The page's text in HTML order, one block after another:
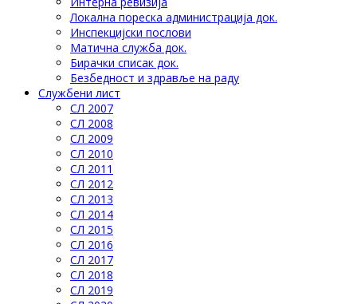
Локална пореска администрација док.
Инспекцијски послови
Матична служба док.
Бирачки списак док.
Безбедност и здравље на раду
Службени лист
СЛ 2007
СЛ 2008
СЛ 2009
СЛ 2010
СЛ 2011
СЛ 2012
СЛ 2013
СЛ 2014
СЛ 2015
СЛ 2016
СЛ 2017
СЛ 2018
СЛ 2019